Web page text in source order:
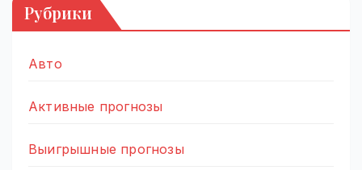
Рубрики
Авто
Активные прогнозы
Выигрышные прогнозы